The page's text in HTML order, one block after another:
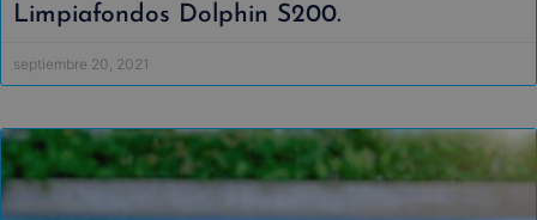
Limpiafondos Dolphin S200.
septiembre 20, 2021